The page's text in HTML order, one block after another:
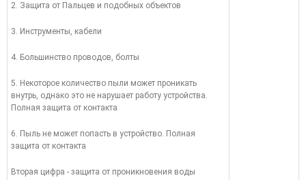
2. Защита от Пальцев и подобных объектов
3. Инструменты, кабели
4. Большинство проводов, болты
5. Некоторое количество пыли может проникать
внутрь, однако это не нарушает работу устройства.
Полная защита от контакта
6. Пыль не может попасть в устройство. Полная
защита от контакта
Вторая цифра - защита от проникновения воды